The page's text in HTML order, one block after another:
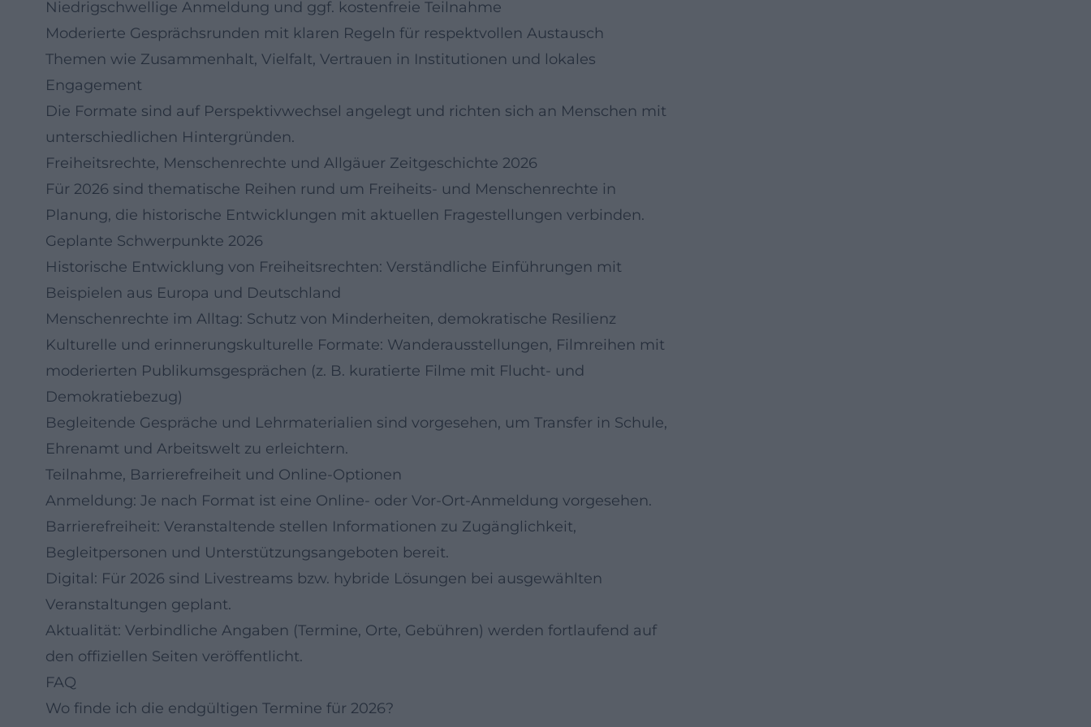
Niedrigschwellige Anmeldung und ggf. kostenfreie Teilnahme
Moderierte Gesprächsrunden mit klaren Regeln für respektvollen Austausch
Themen wie Zusammenhalt, Vielfalt, Vertrauen in Institutionen und lokales
Engagement
Die Formate sind auf Perspektivwechsel angelegt und richten sich an Menschen mit
unterschiedlichen Hintergründen.
Freiheitsrechte, Menschenrechte und Allgäuer Zeitgeschichte 2026
Für 2026 sind thematische Reihen rund um Freiheits- und Menschenrechte in
Planung, die historische Entwicklungen mit aktuellen Fragestellungen verbinden.
Geplante Schwerpunkte 2026
Historische Entwicklung von Freiheitsrechten: Verständliche Einführungen mit
Beispielen aus Europa und Deutschland
Menschenrechte im Alltag: Schutz von Minderheiten, demokratische Resilienz
Kulturelle und erinnerungskulturelle Formate: Wanderausstellungen, Filmreihen mit
moderierten Publikumsgesprächen (z. B. kuratierte Filme mit Flucht- und
Demokratiebezug)
Begleitende Gespräche und Lehrmaterialien sind vorgesehen, um Transfer in Schule,
Ehrenamt und Arbeitswelt zu erleichtern.
Teilnahme, Barrierefreiheit und Online-Optionen
Anmeldung: Je nach Format ist eine Online- oder Vor-Ort-Anmeldung vorgesehen.
Barrierefreiheit: Veranstaltende stellen Informationen zu Zugänglichkeit,
Begleitpersonen und Unterstützungsangeboten bereit.
Digital: Für 2026 sind Livestreams bzw. hybride Lösungen bei ausgewählten
Veranstaltungen geplant.
Aktualität: Verbindliche Angaben (Termine, Orte, Gebühren) werden fortlaufend auf
den offiziellen Seiten veröffentlicht.
FAQ
Wo finde ich die endgültigen Termine für 2026?